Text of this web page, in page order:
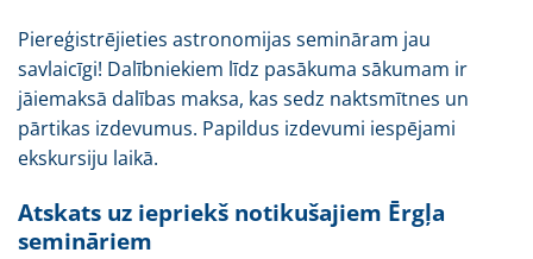
Piereģistrējieties astronomijas semināram jau
savlaicīgi! Dalībniekiem līdz pasākuma sākumam ir
jāiemaksā dalības maksa, kas sedz naktsmītnes un
pārtikas izdevumus. Papildus izdevumi iespējami
ekskursiju laikā.
Atskats uz iepriekš notikušajiem Ērgļa
semināriem